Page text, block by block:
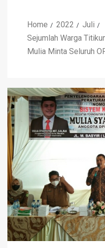
Home 2022
Juli
Sejumlah Warga
Mulia Minta Seluruh